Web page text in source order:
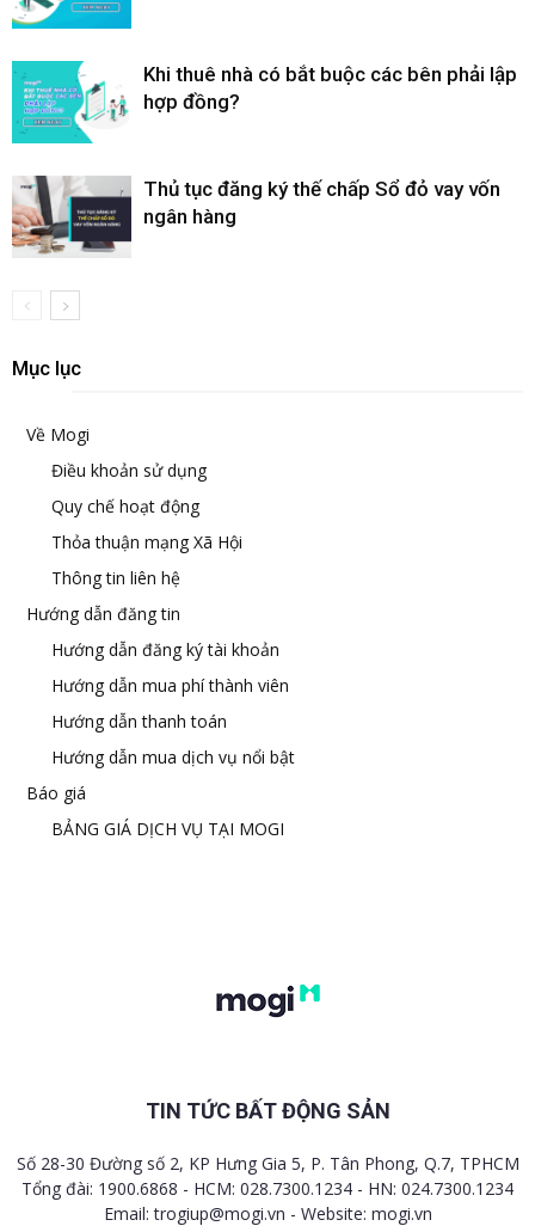
Khi thuê nhà có bắt buộc các bên phải lập
hợp đồng?
Thủ tục đăng ký thế chấp Sổ đỏ vay vốn
ngân hàng
Mục lục
Về Mogi
Điều khoản sử dụng
Quy chế hoạt động
Thỏa thuận mạng Xã Hội
Thông tin liên hệ
Hướng dẫn đăng tin
Hướng dẫn đăng ký tài khoản
Hướng dẫn mua phí thành viên
Hướng dẫn thanh toán
Hướng dẫn mua dịch vụ nổi bật
Báo giá
BẢNG GIÁ DỊCH VỤ TẠI MOGI
TIN TỨC BẤT ĐỘNG SẢN
Số 28-30 Đường số 2, KP Hưng Gia 5, P. Tân Phong, Q.7, TPHCM
Tổng đài: 1900.6868 - HCM: 028.7300.1234 - HN: 024.7300.1234
Email:trogiup@mogi.vn - Website: mogi.vn